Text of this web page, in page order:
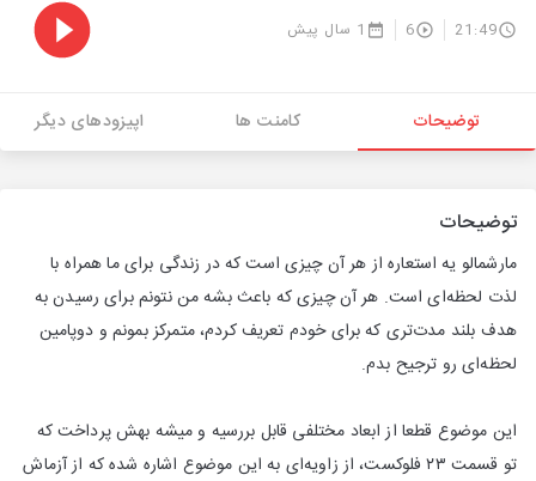
21:49
6 1 سال پیش
توضیحات کامنت ها اپیزودهای دیگر
توضیحات
مارشمالو یه استعاره از هر آن چیزی است که در زندگی برای ما همراه با
لذت لحظه‌ای است. هر آن چیزی که باعث بشه من نتونم برای رسیدن به
هدف بلند مدت‌تری که برای خودم تعریف کردم، متمرکز بمونم و دوپامین
لحظه‌ای رو ترجیح بدم.
این موضوع قطعا از ابعاد مختلفی قابل بررسیه و میشه بهش پرداخت که
تو قسمت ۲۳ فلوکست، از زاویه‌ای به این موضوع اشاره شده که از آزماش